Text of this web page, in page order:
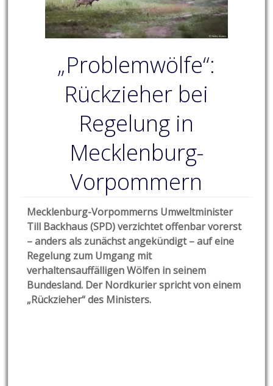
„Problemwölfe“:
Rückzieher bei
Regelung in
Mecklenburg-
Vorpommern
Mecklenburg-Vorpommerns Umweltminister
Till Backhaus (SPD) verzichtet offenbar vorerst
– anders als zunächst angekündigt – auf eine
Regelung zum Umgang mit
verhaltensauffälligen Wölfen in seinem
Bundesland. Der Nordkurier spricht von einem
„Rückzieher“ des Ministers.